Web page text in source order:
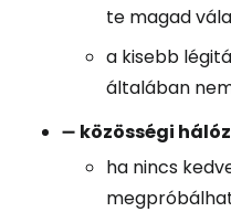
te magad
a kisebb
általában
➖ közösségi
ha nincs